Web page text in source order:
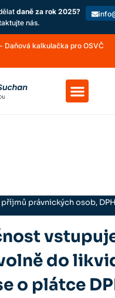
daně za rok 2025?
nás.
- Daňová kalkulačka pro OSVČ
příjmů právnických osob,
do
o plátce